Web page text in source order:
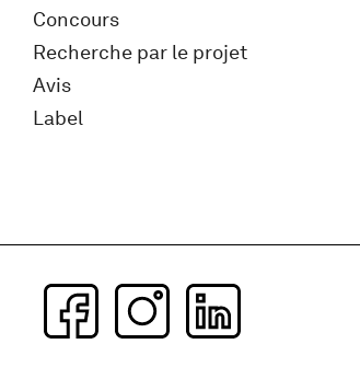
Concours
Recherche par le projet
Avis
Label